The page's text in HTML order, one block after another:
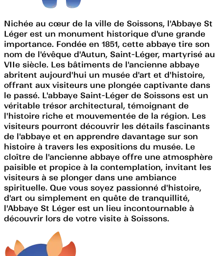
Nichée au cœur de la ville de Soissons, l'Abbaye St
Léger est un monument historique d'une grande
importance. Fondée en 1851, cette abbaye tire son
nom de l'évêque d'Autun, Saint-Léger, martyrisé au
VIIe siècle. Les bâtiments de l'ancienne abbaye
abritent aujourd'hui un musée d'art et d'histoire,
offrant aux visiteurs une plongée captivante dans
le passé. L'abbaye Saint-Léger de Soissons est un
véritable trésor architectural, témoignant de
l'histoire riche et mouvementée de la région. Les
visiteurs pourront découvrir les détails fascinants
de l'abbaye et en apprendre davantage sur son
histoire à travers les expositions du musée. Le
cloître de l'ancienne abbaye offre une atmosphère
paisible et propice à la contemplation, invitant les
visiteurs à se plonger dans une ambiance
spirituelle. Que vous soyez passionné d'histoire,
d'art ou simplement en quête de tranquillité,
l'Abbaye St Léger est un lieu incontournable à
découvrir lors de votre visite à Soissons.